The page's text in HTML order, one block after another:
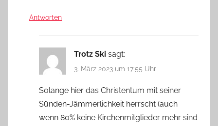
Antworten
Trotz Ski sagt:
3. März 2023 um 17:55 Uhr
Solange hier das Christentum mit seiner
Sünden-Jämmerlichkeit herrscht (auch
wenn 80% keine Kirchenmitglieder mehr sind